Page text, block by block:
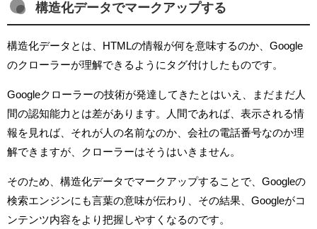
構造化データでマークアップする
構造化データとは、HTMLの情報が何を意味するのか、Google
のクローラーが理解できるようにタグ付けしたものです。
Googleクローラーの技術が発達してきたとはいえ、まだまだ人
間の認知能力とは差があります。人間であれば、表示される情
報を見れば、それが人の名前なのか、会社の電話番号なのか理
解できますが、クローラーはそうはいきません。
そのため、構造化データでマークアップすることで、Googleの
検索エンジンにも言葉の意味が伝わり、その結果、Googleがコ
ンテンツ内容をより把握しやすくなるのです。